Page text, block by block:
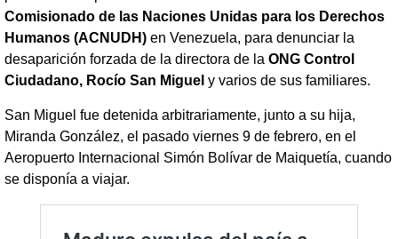
Comisionado de las Naciones Unidas para los Derechos
Humanos (ACNUDH) en Venezuela, para denunciar la
desaparición forzada de la directora de la ONG Control
Ciudadano, Rocío San Miguel y varios de sus familiares.
San Miguel fue detenida arbitrariamente, junto a su hija,
Miranda González, el pasado viernes 9 de febrero, en el
Aeropuerto Internacional Simón Bolívar de Maiquetía, cuando
se disponía a viajar.